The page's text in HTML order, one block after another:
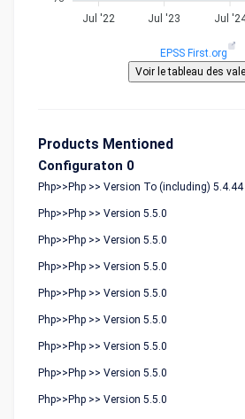
Jul '22 Jul '23 Jul
EPSS First.org
Products Mentioned
Configuraton 0
Php>>Php >> Version To (including) 5.4.44
Php>>Php >> Version 5.5.0
Php>>Php >> Version 5.5.0
Php>>Php >> Version 5.5.0
Php>>Php >> Version 5.5.0
Php>>Php >> Version 5.5.0
Php>>Php >> Version 5.5.0
Php>>Php >> Version 5.5.0
Php>>Php >> Version 5.5.0